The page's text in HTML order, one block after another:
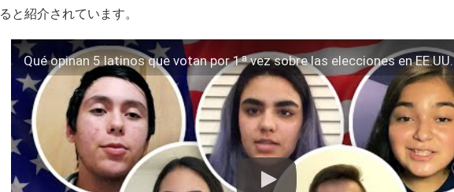
ると紹介されています。
Qué opinan 5 latinos que votan por 1ª vez sobre las elecciones en EE.UU.